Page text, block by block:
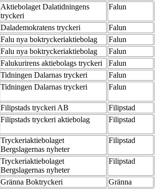
Aktiebolaget Dalatidningens
tryckeri
Falun
Dalademokratens tryckeri Falun
Falu nya boktryckeriaktiebolag Falun
Falu nya boktryckeriaktiebolag Falun
Falukurirens aktiebolags tryckeri Falun
Tidningen Dalarnas tryckeri Falun
Tidningen Dalarnas tryckeri Falun
Filipstads tryckeri AB Filipstad
Filipstads tryckeri aktiebolag Filipstad
Tryckeriaktiebolaget
Bergslagernas nyheter
Filipstad
Tryckeriaktiebolaget
Bergslagernas nyheter
Filipstad
Gränna Boktryckeri Gränna